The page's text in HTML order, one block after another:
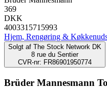
369
DKK
4003315715993
Hjem, Rengøring &
Solgt af The Stock Network DK
8 rue du Sentier
CVR-nr: FR86901950774
Brüder Mannesmann